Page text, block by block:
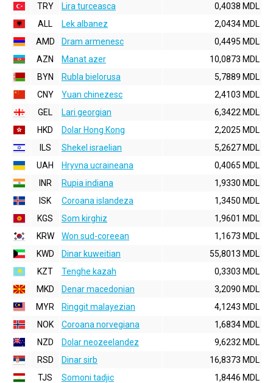
TRY
Lira turceasca
0,4038 MDL
ALL
Lek albanez
2,0434 MDL
AMD
Dram armenesc
0,4495 MDL
AZN
Manat azer
10,0873 MDL
BYN
Rubla bielorusa
5,7889 MDL
CNY
Yuan chinezesc
2,4103 MDL
GEL
Lari georgian
6,3422 MDL
HKD
Dolar Hong Kong
2,2025 MDL
ILS
Shekel israelian
5,2627 MDL
UAH
Hryvna ucraineana
0,4065 MDL
INR
Rupia indiana
1,9330 MDL
ISK
Coroana islandeza
1,3450 MDL
KGS
Som kirghiz
1,9601 MDL
KRW
Won sud-coreean
1,1673 MDL
KWD
Dinar kuweitian
55,8013 MDL
KZT
Tenghe kazah
0,3303 MDL
MKD
Denar macedonian
3,2090 MDL
MYR
Ringgit malayezian
4,1243 MDL
NOK
Coroana norvegiana
1,6834 MDL
NZD
Dolar neozeelandez
9,6232 MDL
RSD
Dinar sirb
16,8373 MDL
TJS
Somoni tadjic
1,8446 MDL